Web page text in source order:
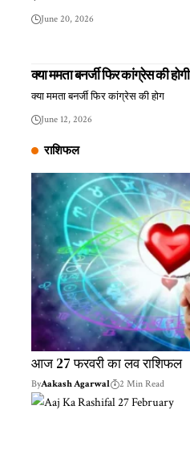
June 20, 2026
क्या ममता बनर्जी फिर कांग्रेस की होगी
क्या ममता बनर्जी फिर कांग्रेस की होग
June 12, 2026
राशिफल
आज 27 फरवरी का लव राशिफल
ByAakash Agarwal 2 Min Read